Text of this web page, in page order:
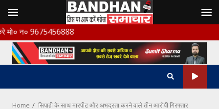
Skip
to
content
Home सिपाही के साथ मारपीट और अभद्रता करने वाले तीन आरोपी गिरफ्तार